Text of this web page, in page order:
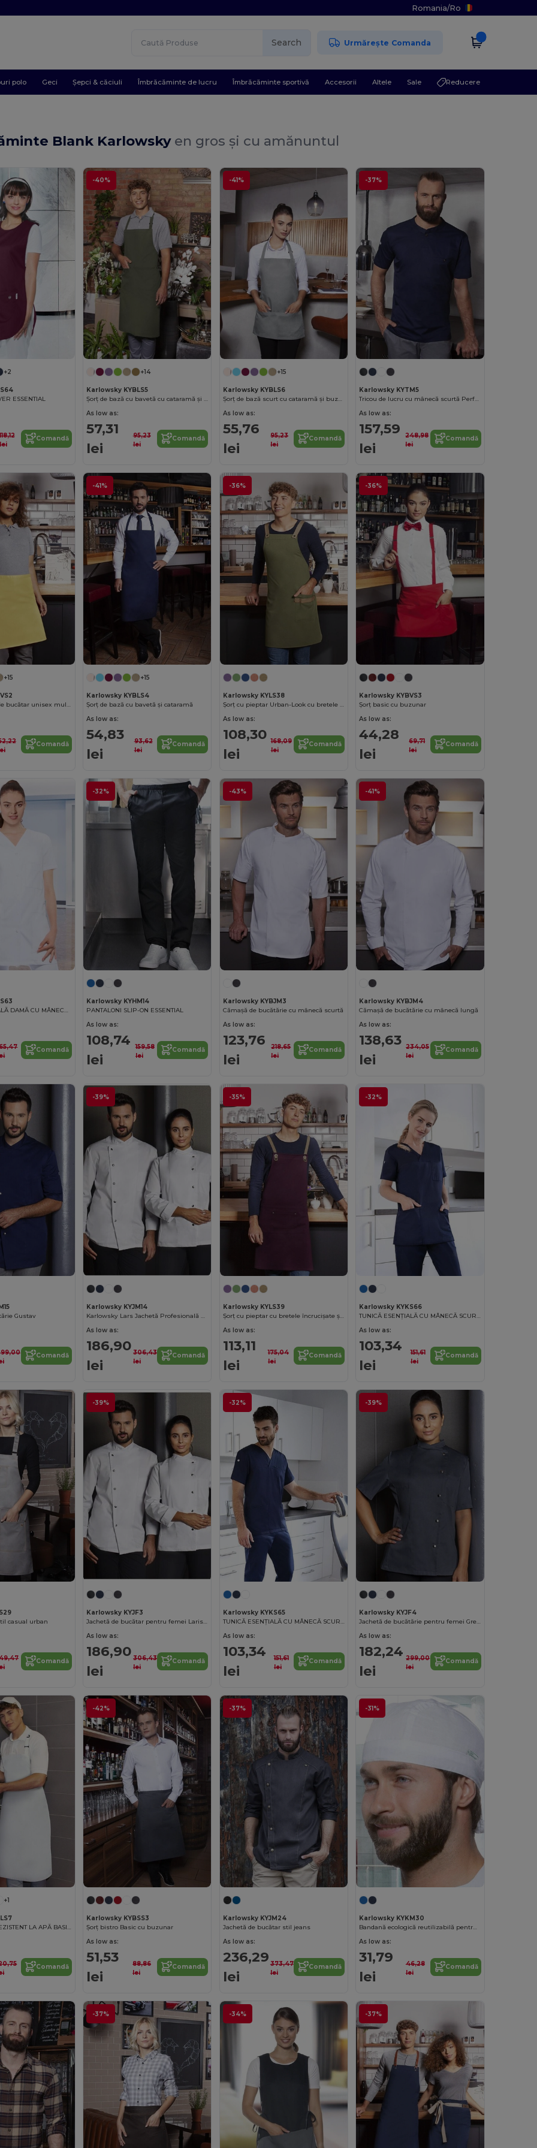
Romania/Ro
Search Urmărește Comanda
polo Geci Șepci & căciuli Îmbrăcăminte de lucru Îmbrăcăminte sportivă Accesorii Altele Sale Reducere
Blank Karlowsky en gros și cu amănuntul
+2
ESSENTIAL
Comandă
-40%
+14
Karlowsky KYBLS5
Șorț de bază cu bavetă cu cataramă și buzunar
As low as:
57,31
lei
95,23
lei
Comandă
-41%
+15
Karlowsky KYBLS6
Șorț de bază scurt cu cataramă și buzunar
As low as:
55,76
lei
95,23
lei
Comandă
-37%
Karlowsky KYTM5
Tricou de lucru cu mânecă scurtă Performance
As low as:
157,59
lei
248,98
lei
Comandă
+15
Karlowsky Șorț de bucătar unisex multicolor
Comandă
-41%
+15
Karlowsky KYBLS4
Șorț de bază cu bavetă și cataramă
As low as:
54,83
lei
93,62
lei
Comandă
-36%
Karlowsky KYLS38
Șorț cu pieptar Urban-Look cu bretele încrucișate și buzunar
As low as:
108,30
lei
168,09
lei
Comandă
-36%
Karlowsky KYBVS3
Șorț basic cu buzunar
As low as:
44,28
lei
69,71
lei
Comandă
TUNICĂ ESENȚIALĂ DAMĂ CU MÂNECĂ SCURTĂ
Comandă
-32%
Karlowsky KYHM14
PANTALONI SLIP-ON ESSENTIAL
As low as:
108,74
lei
159,58
lei
Comandă
-43%
Karlowsky KYBJM3
Cămașă de bucătărie cu mânecă scurtă
As low as:
123,76
lei
218,65
lei
Comandă
-41%
Karlowsky KYBJM4
Cămașă de bucătărie cu mânecă lungă
As low as:
138,63
lei
234,05
lei
Comandă
Gustav
Comandă
-39%
Karlowsky KYJM14
Karlowsky Lars Jachetă Profesională de Bucătar
As low as:
186,90
lei
306,43
lei
Comandă
-35%
Karlowsky KYLS39
Șorț cu pieptar cu bretele încrucișate și buzunar
As low as:
113,11
lei
175,04
lei
Comandă
-32%
Karlowsky KYKS66
TUNICĂ ESENȚIALĂ CU MÂNECĂ SCURTĂ PENTRU FEMEI
As low as:
103,34
lei
151,61
lei
Comandă
casual urban
Comandă
-39%
Karlowsky KYJF3
Jachetă de bucătar pentru femei Larissa
As low as:
186,90
lei
306,43
lei
Comandă
-32%
Karlowsky KYKS65
TUNICĂ ESENȚIALĂ CU MÂNECĂ SCURTĂ PENTRU BĂRBAȚI CU ÎMBRĂCARE RAPIDĂ
As low as:
103,34
lei
151,61
lei
Comandă
-39%
Karlowsky KYJF4
Jachetă de bucătărie pentru femei Greta
As low as:
182,24
lei
299,00
lei
Comandă
+1
ȘORȚ BAVETĂ REZISTENT LA APĂ BASIC CU CATARAMĂ
Comandă
-42%
Karlowsky KYBSS3
Șorț bistro Basic cu buzunar
As low as:
51,53
lei
88,86
lei
Comandă
-37%
Karlowsky KYJM24
Jachetă de bucătar stil jeans
As low as:
236,29
lei
373,47
lei
Comandă
-31%
Karlowsky KYKM30
Bandană ecologică reutilizabilă pentru gât.
As low as:
31,79
lei
46,28
lei
Comandă
-37% -34% -37%